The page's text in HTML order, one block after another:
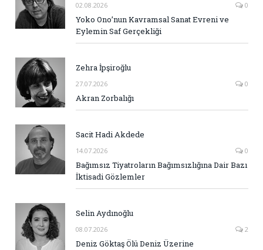
02.08.2026 0
Yoko Ono’nun Kavramsal Sanat Evreni ve
Eylemin Saf Gerçekliği
Zehra İpşiroğlu
27.07.2026 0
Akran Zorbalığı
Sacit Hadi Akdede
14.07.2026 0
Bağımsız Tiyatroların Bağımsızlığına Dair Bazı
İktisadi Gözlemler
Selin Aydınoğlu
08.07.2026 2
Deniz Göktaş Ölü Deniz Üzerine